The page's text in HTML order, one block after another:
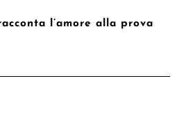
l’amore alla prova